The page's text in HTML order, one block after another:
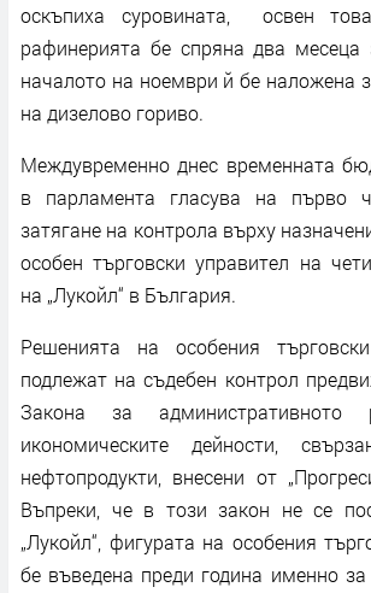
оскъпиха суровината, освен
рафинерията бе спряна два
началото на ноември й бе наложена
на дизелово гориво.
Междувременно днес временната
в парламента гласува на първо
затягане на контрола върху
особен търговски управител на
на „Лукойл“ в България.
Решенията на особения
подлежат на съдебен контрол
Закона за административното
икономическите дейности,
нефтопродукти, внесени от
Въпреки, че в този закон не се
„Лукойл“, фигурата на особения
бе въведена преди година именно